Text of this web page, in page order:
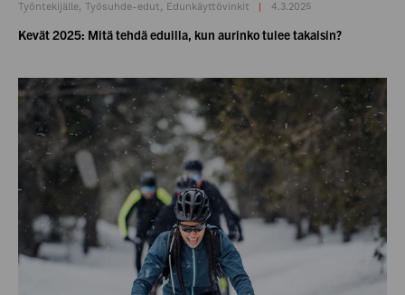
Kevät 2025: Mitä tehdä eduilla, kun aurinko tulee takaisin?
Työntekijälle, Työsuhde-edut, Edunkäyttövinkit 4.3.2025